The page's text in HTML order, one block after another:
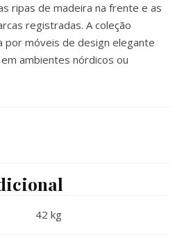
ripas de madeira na frente e as
registradas. A coleção
por móveis de design elegante
ambientes nórdicos ou
42 kg